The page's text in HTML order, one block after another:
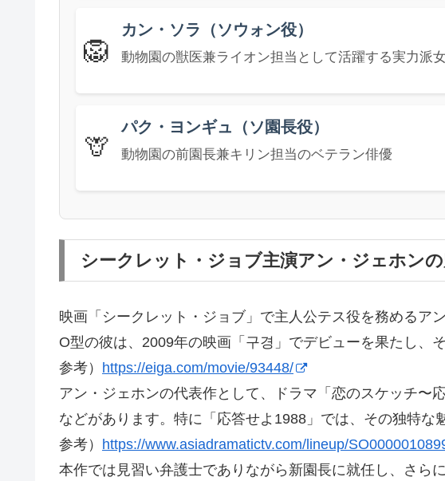
🦁
カン・ソラ（ソウォン役）
動物園の獣医兼ライオン担当として活躍する実力派
🦒
パク・ヨンギュ（ソ園長役）
動物園の前園長兼キリン担当のベテラン俳優
シークレット・ジョブ主演アン・ジェホン
映画「シークレット・ジョブ」で主人公テス役を務めるア
O型の彼は、2009年の映画「구경」でデビューを果たし、
参考） https://eiga.com/movie/93448/
アン・ジェホンの代表作として、ドラマ「恋のスケッチ〜
などがあります。特に「応答せよ1988」では、その独特な
参考） https://www.asiadramatictv.com/lineup/
本作では見習い弁護士でありながら新園長に就任し、さら